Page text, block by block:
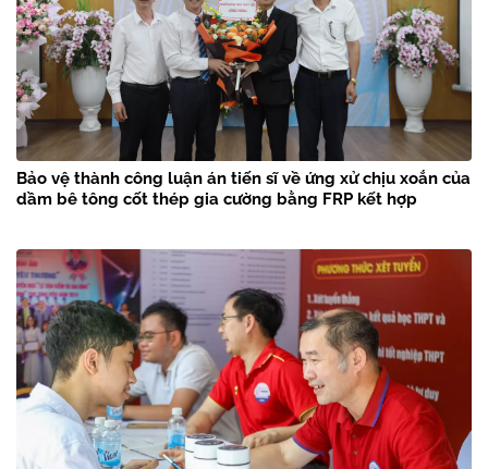
Bảo vệ thành công luận án tiến sĩ về ứng xử chịu xoắn của
dầm bê tông cốt thép gia cường bằng FRP kết hợp